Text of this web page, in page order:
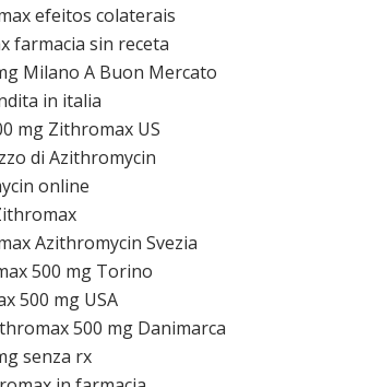
efeitos colaterais
farmacia sin receta
Milano A Buon Mercato
in italia
mg Zithromax US
di Azithromycin
online
Azithromycin Svezia
500 mg Torino
500 mg USA
500 mg Danimarca
senza rx